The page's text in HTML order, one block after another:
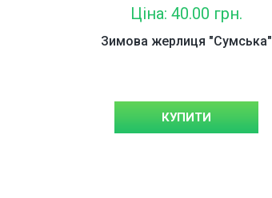
Ціна: 40.00 грн.
Зимова жерлиця "Сумська"
КУПИТИ